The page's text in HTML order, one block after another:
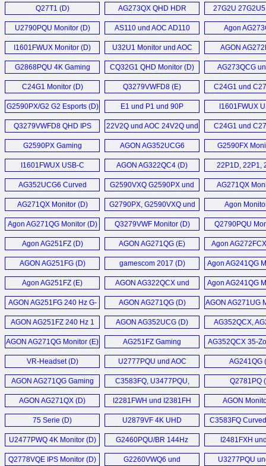
Q27T1 (D)
AG273QX QHD HDR
Monitor (D)
27G2U
24G2U5 Gaming
U2790PQU Monitor (D)
AS110 und AOC AD110
Monitorarm (D)
Agon
Monitor
I1601FWUX Monitor (D)
U32U1 Monitor und AOC
Q27T1 Monitor (D)
AGON
Monitor
G2868PQU 4K Gaming
Monitor (D)
CQ32G1 QHD Monitor (D)
AG273QCG
AG273QCX
Monitor
C24G1 Monitor (D) Q3279VWFD8 (E)
C24G1 und
C32G1 und
Monitor
G2590PX/G2 G2 Esports (D)
E1 und P1 und 90P
Business Monitor (D)
I1601FWUX
Monitor
Q3279VWFD8 QHD IPS
Monitor (D)
22V2Q und AOC 24V2Q und
AOC 27V2Q (D)
C24G1 und
C32G1 Curved
G2590PX Gaming
Monitor (E)
AGON AG352UCG6
Monitor (E)
G2590FX
I1601FWUX USB-C
Monitor (D)
AGON AG322QC4 (D)
22P1D, 22P1,
X24P1, 27P1 und
AG352UCG6 Curved
Monitor (D)
G2590VXQ G2590PX und
G2790PX (D)
AG271QX
AG271QX Monitor (D)
G2790PX, G2590VXQ und
G2590PX Monitor (D)
Agon
Agon AG271QG Monitor (D) Q3279VWF Monitor (D) Q2790PQU
Agon AG251FZ (D) AGON AG271QG (E)
Agon
Monitor
AGON AG251FG (D)
gamescom 2017 (D) Agon AG241QG
Agon AG251FZ (E)
AGON AG322QCX und
AG272FCX (D)
Agon AG241QG
AGON AG251FG 240 Hz G-
SYNC Monitor (D)
AGON AG271QG (D) AGON AG271UG
AGON AG251FZ 240 Hz 1
ms Gaming Monitor (D)
AGON AG352UCG (D)
AG352QCX,
Q2781PQ
AGON AG271QG Monitor (E)
AG251FZ Gaming
Monitor (D)
AG352QCX 35-
Gaming
VR-Headset (D)
U2777PQU und AOC
U3277PWQU (D)
AG241QG
AGON AG271QG Gaming
Monitor (D)
C3583FQ, U3477PQU,
U3277PQU und
Q3277PQU (D)
Q2781PQ
AGON AG271QX (D)
I2281FWH und I2381FH
Monitor (D)
AGON
75 Serie (D)
U2879VF 4K UHD
Monitor (D)
C3583FQ
Monitor
U2477PWQ 4K Monitor (D)
G2460PQU/BR 144Hz
Monitor (E)
I2481FXH
I2781FH
Q2778VQE IPS Monitor (D)
G2260VWQ6 und U3277PQU